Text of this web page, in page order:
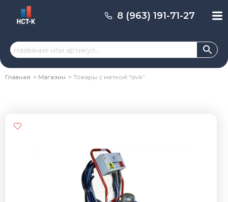
8 (963) 191-71-27
Главная Магазин Товары с меткой “sivk”